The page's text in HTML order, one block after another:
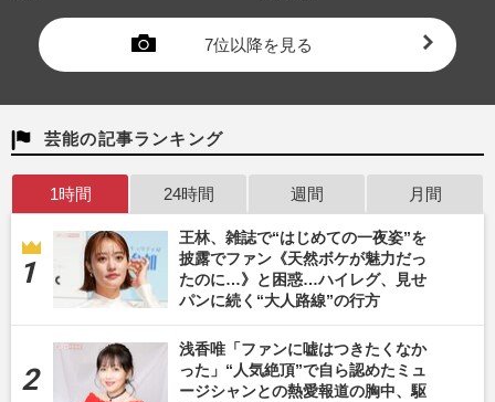
7位以降を見る
芸能の記事ランキング
1時間 24時間 週間 月間
王林、雑誌で“はじめての一夜姿”を
披露でファン《天然ボケが魅力だっ
たのに…》と困惑…ハイレグ、見せ
パンに続く“大人路線”の行方
浅香唯「ファンに嘘はつきたくなか
った」“人気絶頂”で自ら認めたミュ
ージシャンとの熱愛報道の胸中、駆